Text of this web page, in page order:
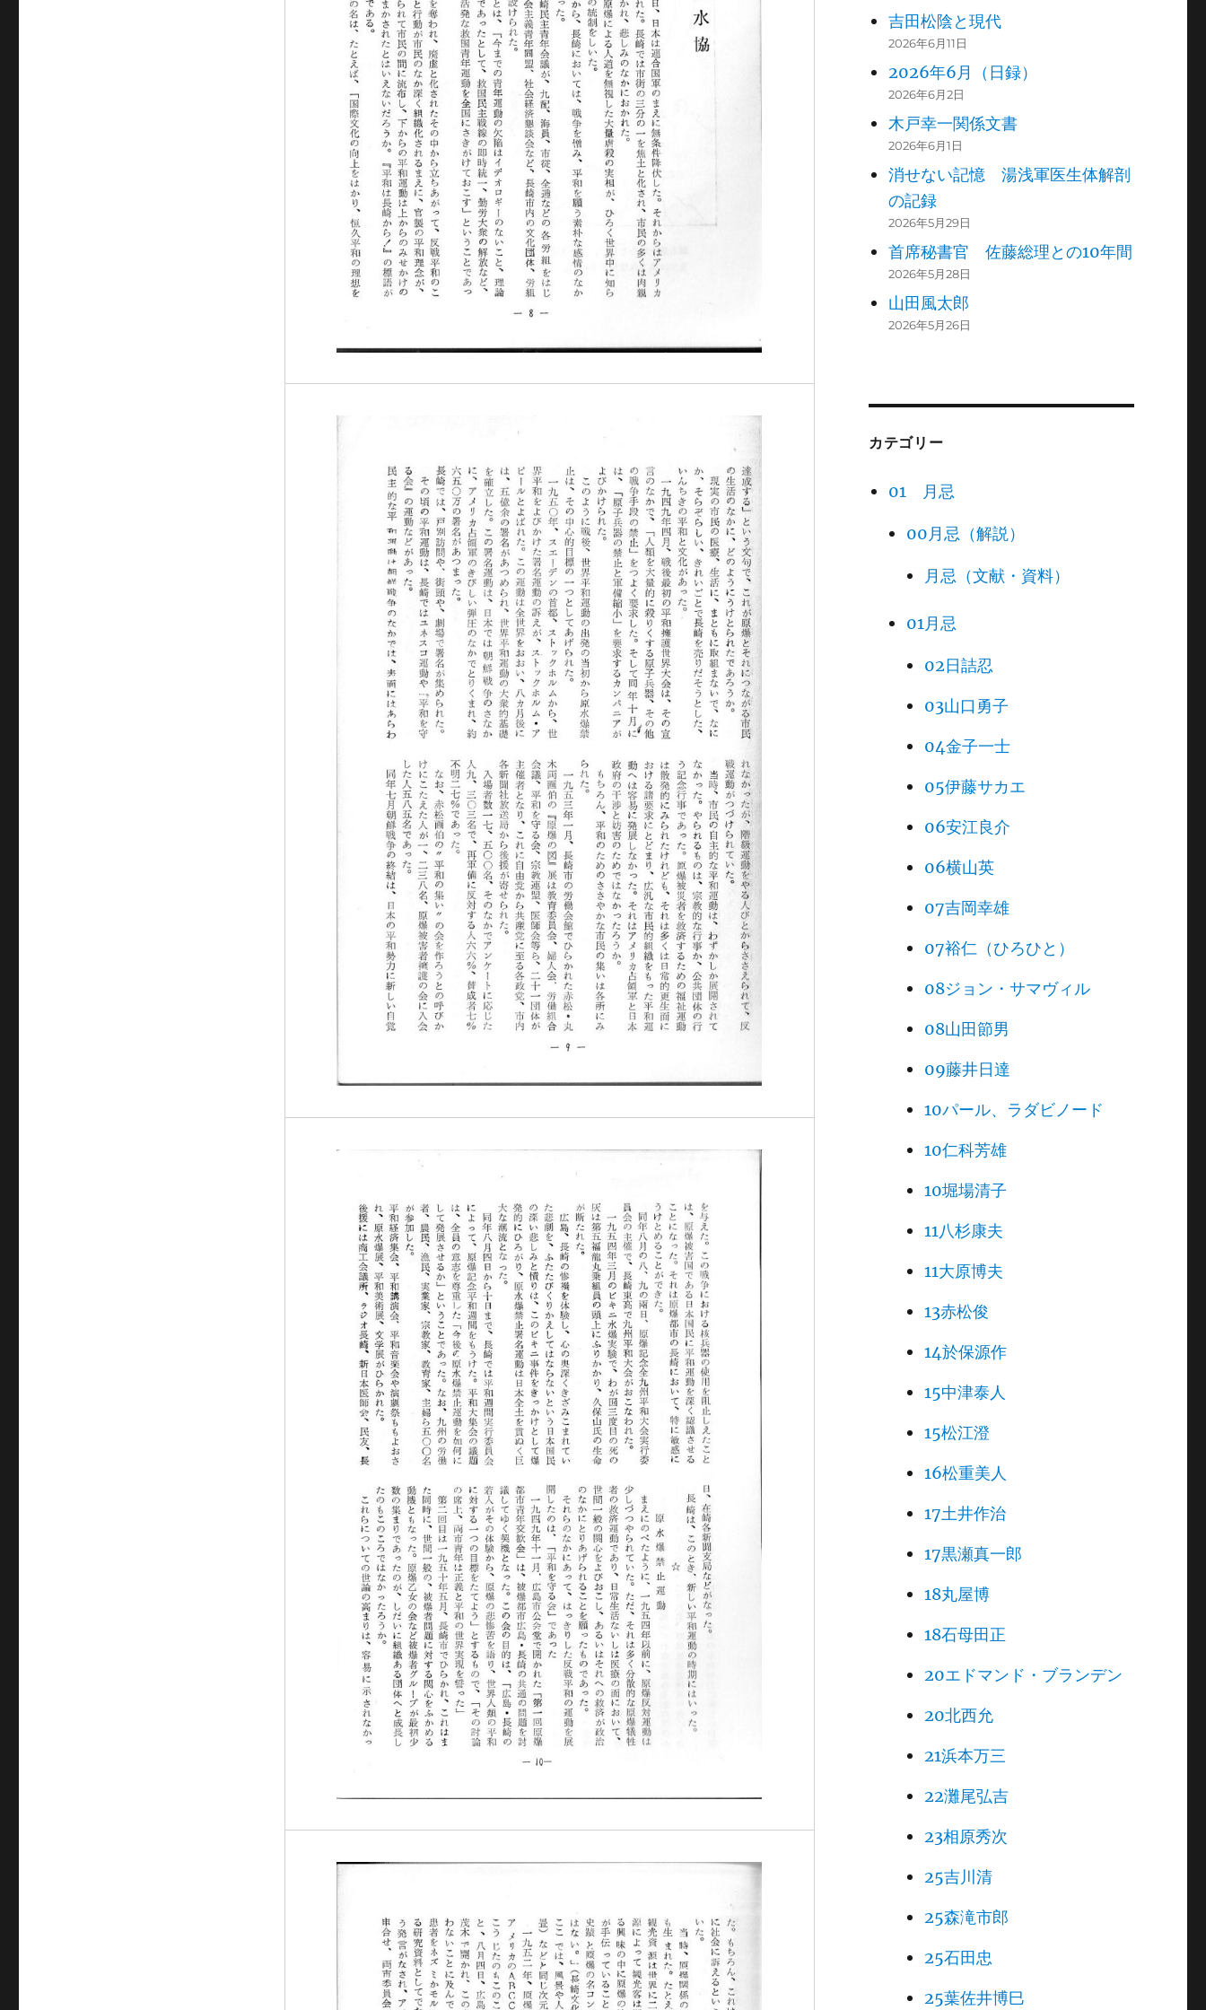
吉田松陰と現代
2026年6月11日
2026年6月（日録）
2026年6月2日
木戸幸一関係文書
2026年6月1日
消せない記憶 湯浅軍医生体解剖
の記録
2026年5月29日
首席秘書官 佐藤総理との10年間
2026年5月28日
山田風太郎
2026年5月26日
カテゴリー
01 月忌
00月忌（解説）
月忌（文献・資料）
01月忌
02日詰忍
03山口勇子
04金子一士
05伊藤サカエ
06安江良介
06横山英
07吉岡幸雄
07裕仁（ひろひと）
08ジョン・サマヴィル
08山田節男
09藤井日達
10パール、ラダビノード
10仁科芳雄
10堀場清子
11八杉康夫
11大原博夫
13赤松俊
14於保源作
15中津泰人
15松江澄
16松重美人
17土井作治
17黒瀬真一郎
18丸屋博
18石母田正
20エドマンド・ブランデン
20北西允
21浜本万三
22灘尾弘吉
23相原秀次
25吉川清
25森滝市郎
25石田忠
25葉佐井博巳